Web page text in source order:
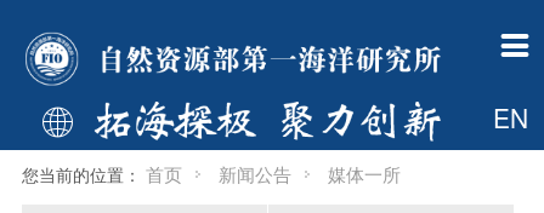
EN

一所概况
现任领导
组织机构
业务部门
新闻公告
中国政府网信息
自然资源要闻
科学研究
科技创新平台
科技开发
科技开发简介
开发资质
科研队伍
博导信息
研究生教育
专业介绍
国际合作
国际合作处简介
新闻动态
支撑平台
中国大洋样品馆
学术期刊
海洋科学进展
海岸工程
党建群团
信息公开 
您当前的位置： 首页 新闻公告 媒体一所